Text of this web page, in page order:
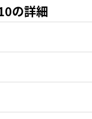
の詳細